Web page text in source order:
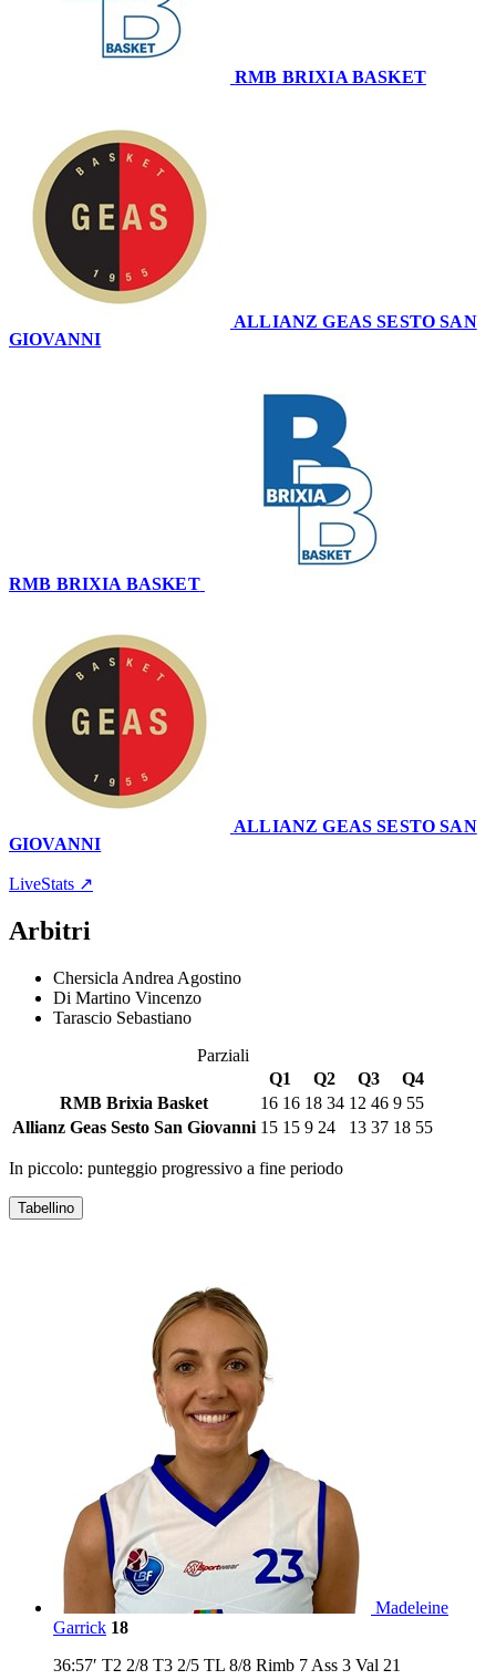
RMB BRIXIA BASKET
ALLIANZ GEAS SESTO SAN
GIOVANNI
RMB BRIXIA BASKET
ALLIANZ GEAS SESTO SAN
GIOVANNI
LiveStats ↗
Arbitri
Chersicla Andrea Agostino
Di Martino Vincenzo
Tarascio Sebastiano
Parziali
Q1
Q2 Q3
Q4
RMB Brixia Basket
16 16 18 34 12 46 9 55
Allianz Geas Sesto San Giovanni 15 15 9 24 13 37 18 55
In piccolo: punteggio progressivo a fine periodo
Tabellino
Madeleine
Garrick 18
36:57′ T2 2/8 T3 2/5 TL 8/8 Rimb 7 Ass 3 Val 21